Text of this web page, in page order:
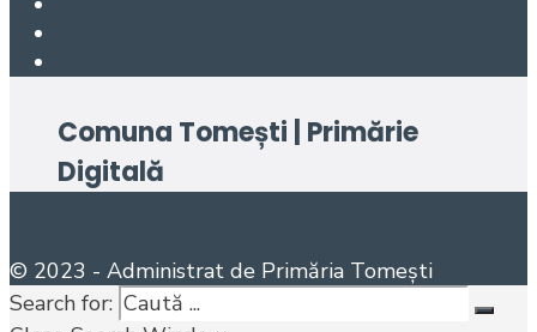
Comuna Tomești | Primărie
Digitală
© 2023 - Administrat de Primăria Tomești
Search for: